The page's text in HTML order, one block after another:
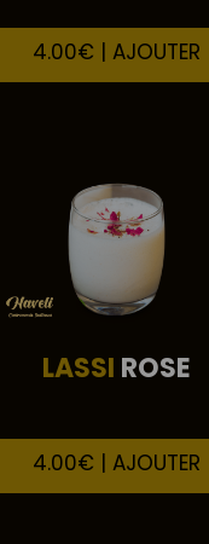
4.00€ | AJOUTER
LASSI ROSE
4.00€ | AJOUTER